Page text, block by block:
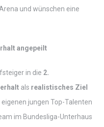
und wünschen eine
angepeilt
in die 2.
als realistisches Ziel
jungen Top-Talenten
im Bundesliga-Unterhaus